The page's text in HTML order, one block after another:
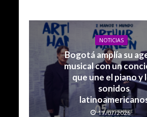
NOTICIAS
Bogotá amplía su
musical con un
que une el piano y
sonidos
17/07/2026